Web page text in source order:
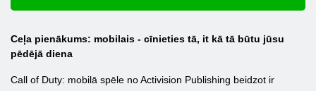
Ceļa pienākums: mobilais - cīnieties tā, it kā tā būtu jūsu
pēdējā diena
Call of Duty: mobilā spēle no Activision Publishing beidzot ir